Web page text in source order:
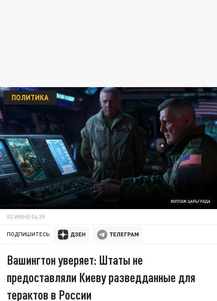
КОЛЛАЖ ЦАРЬГРАДА
ПОЛИТИКА
02 ИЮНЯ 04:39
ПОДПИШИТЕСЬ:
Вашингтон уверяет: Штаты не
предоставляли Киеву разведданные для
терактов в России